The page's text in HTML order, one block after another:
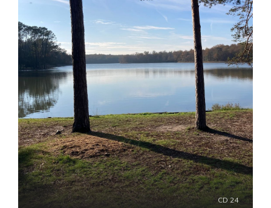
CD 24